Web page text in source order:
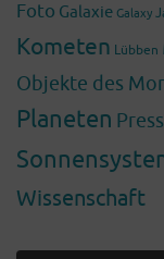
Foto Galaxie Galaxy
Kometen Lübben
Objekte des
Planeten
Wissenschaft